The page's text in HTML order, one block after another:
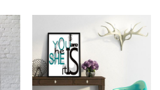
wiele
wariantów.
Opcje
można
wybrać